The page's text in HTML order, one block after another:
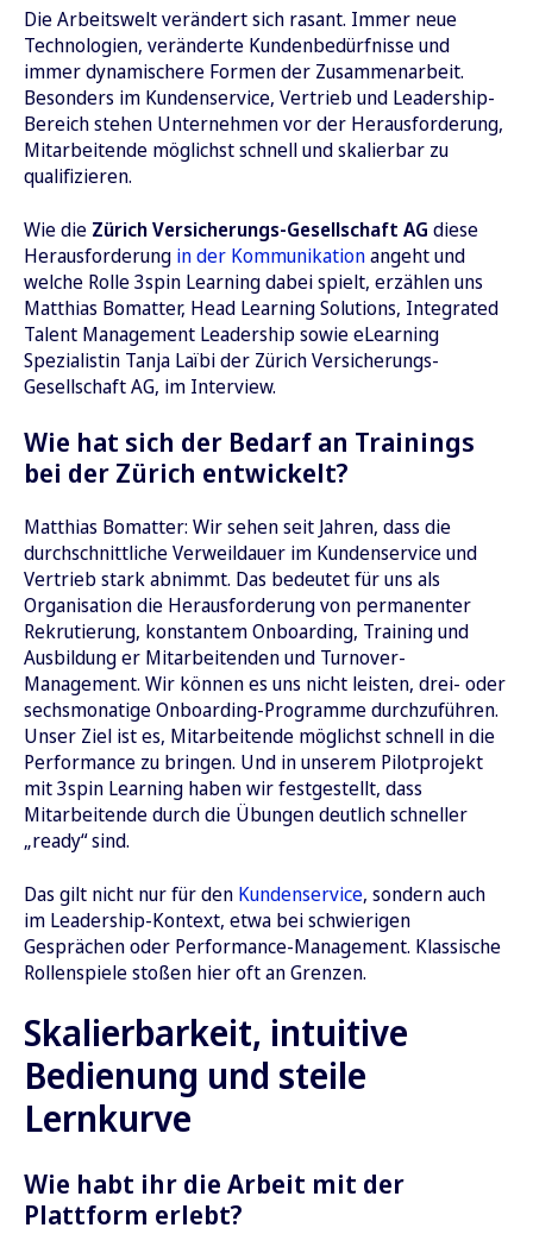
Die Arbeitswelt verändert sich rasant. Immer neue
Technologien, veränderte Kundenbedürfnisse und
immer dynamischere Formen der Zusammenarbeit.
Besonders im Kundenservice, Vertrieb und Leadership-
Bereich stehen Unternehmen vor der Herausforderung,
Mitarbeitende möglichst schnell und skalierbar zu
qualifizieren.
Wie die Zürich Versicherungs-Gesellschaft AG diese
Herausforderung in der Kommunikationangeht und
welche Rolle 3spin Learning dabei spielt, erzählen uns
Matthias Bomatter, Head Learning Solutions, Integrated
Talent Management Leadership sowie eLearning
Spezialistin Tanja Laïbi der Zürich Versicherungs-
Gesellschaft AG, im Interview.
Wie hat sich der Bedarf an Trainings
bei der Zürich entwickelt?
Matthias Bomatter: Wir sehen seit Jahren, dass die
durchschnittliche Verweildauer im Kundenservice und
Vertrieb stark abnimmt. Das bedeutet für uns als
Organisation die Herausforderung von permanenter
Rekrutierung, konstantem Onboarding, Training und
Ausbildung er Mitarbeitenden und Turnover-
Management. Wir können es uns nicht leisten, drei- oder
sechsmonatige Onboarding-Programme durchzuführen.
Unser Ziel ist es, Mitarbeitende möglichst schnell in die
Performance zu bringen. Und in unserem Pilotprojekt
mit 3spin Learning haben wir festgestellt, dass
Mitarbeitende durch die Übungen deutlich schneller
„ready“ sind.
Das gilt nicht nur für den Kundenservice, sondern auch
im Leadership-Kontext, etwa bei schwierigen
Gesprächen oder Performance-Management. Klassische
Rollenspiele stoßen hier oft an Grenzen.
Skalierbarkeit, intuitive
Bedienung und steile
Lernkurve
Wie habt ihr die Arbeit mit der
Plattform erlebt?